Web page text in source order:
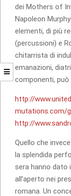
dei Mothers of
Napoleon
elementi, di più
(percussioni) e
chitarrista di
emanazioni,
componenti,
http://
mutations.com/
http://
Quello che
la splendida
sera hanno dato
all’aperto nei
romana. Un